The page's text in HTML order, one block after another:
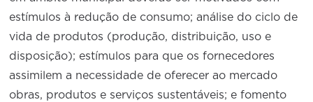
estímulos à redução de consumo; análise do ciclo de
vida de produtos (produção, distribuição, uso e
disposição); estímulos para que os fornecedores
assimilem a necessidade de oferecer ao mercado
obras, produtos e serviços sustentáveis; e fomento